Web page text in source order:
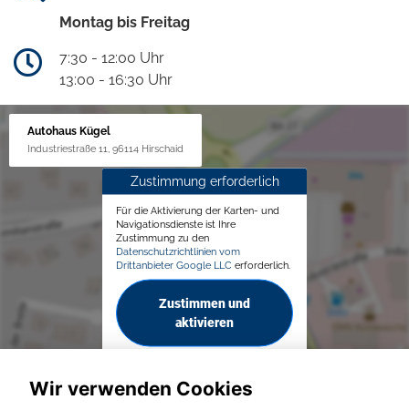
Montag bis Freitag
7:30 - 12:00 Uhr
13:00 - 16:30 Uhr
Autohaus Kügel
Industriestraße 11, 96114 Hirschaid
Zustimmung erforderlich
Für die Aktivierung der Karten- und
Navigationsdienste ist Ihre
Zustimmung zu den
Datenschutzrichtlinien vom
Drittanbieter Google LLC erforderlich.
Zustimmen und
aktivieren
Wir verwenden Cookies